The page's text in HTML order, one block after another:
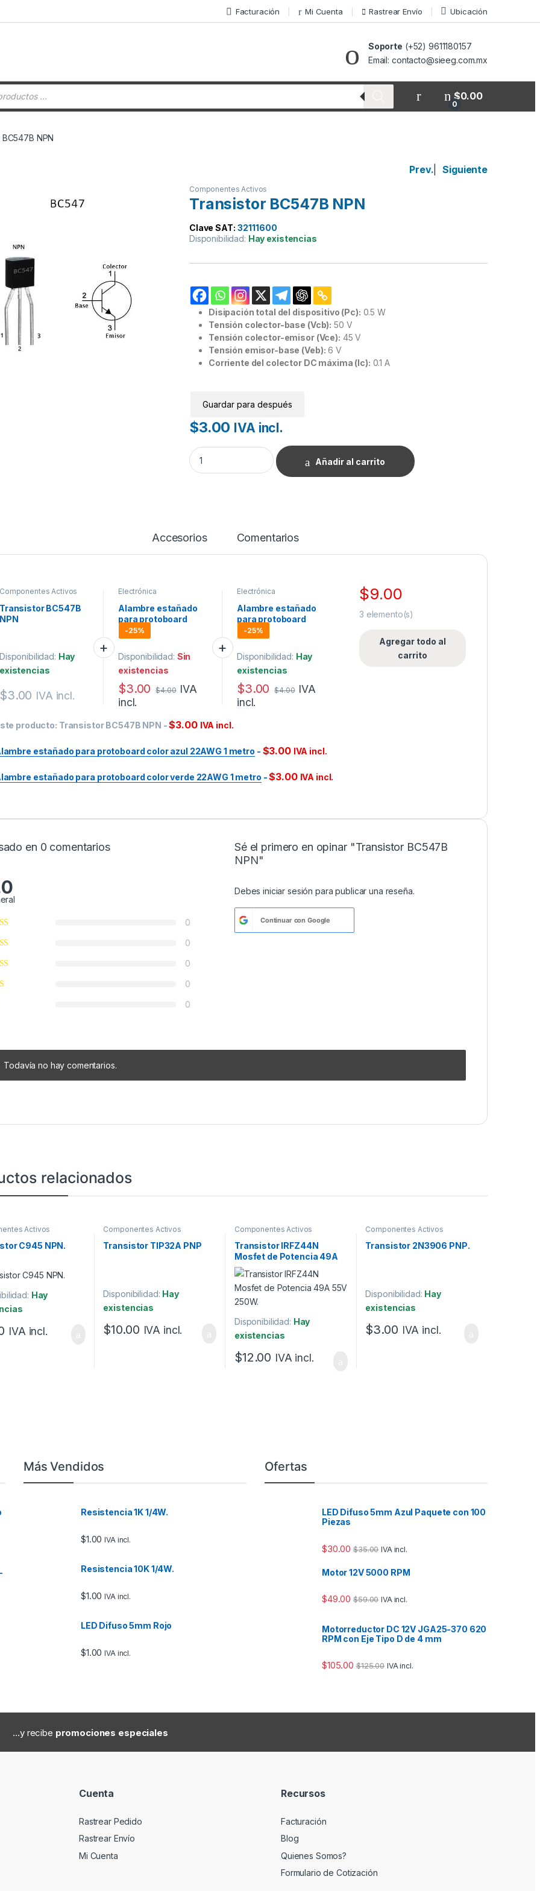
Facturación Mi Cuenta Rastrear Envío Ubicación
Soporte (+52) 9611180157
Email: contacto@sieeg.com.mx
productos
0
$0.00
NPN
Prev. Siguiente
Componentes Activos
Transistor BC547B NPN
Clave SAT: 32111600
Disponibilidad: Hay existencias
Disipación total del dispositivo (Pc): 0.5 W
Tensión colector-base (Vcb): 50 V
Tensión colector-emisor (Vce): 45 V
Tensión emisor-base (Veb): 6 V
Corriente del colector DC máxima (Ic): 0.1 A
Guardar para después
$3.00 IVA incl.
Transistor BC547B NPN cantidad
Añadir al carrito
Accesorios Comentarios
Componentes Activos
Transistor BC547B
NPN
Disponibilidad: Hay
existencias
$3.00 IVA incl.
Electrónica
Alambre estañado
para protoboard
color azul 22AWG 1
metro
-25%
Disponibilidad: Sin
existencias
$3.00 $4.00 IVA
incl.
Electrónica
Alambre estañado
para protoboard
color verde 22AWG 1
metro
-25%
Disponibilidad: Hay
existencias
$3.00 $4.00 IVA
incl.
producto: Transistor BC547B NPN -$3.00 IVA incl.
estañado para protoboard color azul 22AWG 1 metro - $3.00 IVA incl.
estañado para protoboard color verde 22AWG 1 metro -$3.00 IVA incl.
$9.00
3 elemento(s)
Agregar todo al
carrito
en 0 comentarios
0
0
0
0
0
Sé el primero en opinar "Transistor BC547B
NPN"
Debesiniciar sesión para publicar una reseña.
Continuar conGoogle
Todavía no hay comentarios.
relacionados
Activos
C945 NPN.
Hay
IVA incl.
Componentes Activos
Transistor TIP32A PNP
Disponibilidad: Hay
existencias
$10.00 IVA incl.
Componentes Activos
Transistor IRFZ44N
Mosfet de Potencia 49A
55V 250W.
Disponibilidad: Hay
existencias
$12.00 IVA incl.
Componentes Activos
Transistor 2N3906 PNP.
Disponibilidad: Hay
existencias
$3.00 IVA incl.
Más Vendidos
Resistencia 1K 1/4W.
$1.00 IVA incl.
Resistencia 10K 1/4W.
$1.00 IVA incl.
LED Difuso 5mm Rojo
$1.00 IVA incl.
Ofertas
LED Difuso 5mm Azul Paquete con 100
Piezas
$30.00 $35.00 IVA incl.
Motor 12V 5000 RPM
$49.00 $59.00 IVA incl.
Motorreductor DC 12V JGA25-370 620
RPM con Eje Tipo D de 4 mm
$105.00 $125.00 IVA incl.
...y recibe promociones especiales
Cuenta
Rastrear Pedido
Rastrear Envío
Mi Cuenta
Recursos
Facturación
Blog
Quienes Somos?
Formulario de Cotización